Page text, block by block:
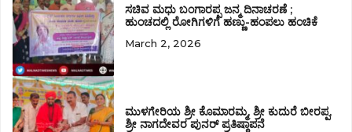
ಸಚಿವ ಮಧು ಬಂಗಾರಪ್ಪ ಜನ್ಮ ದಿನಾಚರಣೆ ;
ಹುಂಚದಲ್ಲಿ ರೋಗಿಗಳಿಗೆ ಹಣ್ಣು-ಹಂಪಲು ಹಂಚಿಕೆ
March 2, 2026
ಮುಳಗೇರಿಯ ಶ್ರೀ ಕೊಮಾರಮ್ಮ, ಶ್ರೀ ಕುದುರೆ ಬೀರಪ್ಪ,
ಶ್ರೀ ನಾಗದೇವರ ಪುನರ್ ಪ್ರತಿಷ್ಠಾಪನೆ